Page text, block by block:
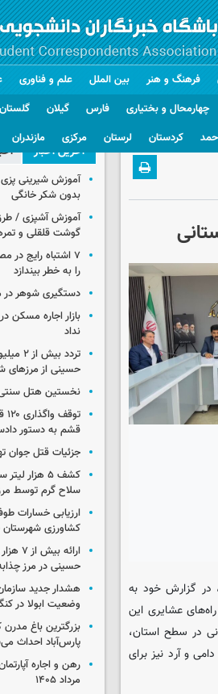
فرهنگ و هنر بین الملل علم و فناوری
چهارمحال و بختیاری فارس گیلان گلستان
کردستان لرستان مرکزی مازندران
در گزارش خود به
و بهسازی راه‌های عشایری این
پروژه‌های عمرانی ۳۲۰ میلیارد تومانی در سطح استان،
طرح‌های آبرسانی و توزیع بیش از ۲۹۰۰ تن نهاده دامی و آرد نیز برای
آخرین اخبار
آموزش شیرینی
بدون شکر خانگی
آموزش آشپزی /
گوشت قلقلی و
۷ اشتباه رایج در
را به خطر بیندازد
دستگیری شوهر
بازار اجاره
نداد
حسینی از مرزهای
نخستین هتل سنتی
قشم به دستور
جزئیات قتل جوان تهرانی
کشف ۵ هزار
سلاح گرم توسط
ارزیابی خسارات
کشاورزی شهرستان
ارائه
حسینی در مرز
هشدار جدید
وضعیت ابولا در
پارس‌آباد احداث
مرداد ۱۴۰۵